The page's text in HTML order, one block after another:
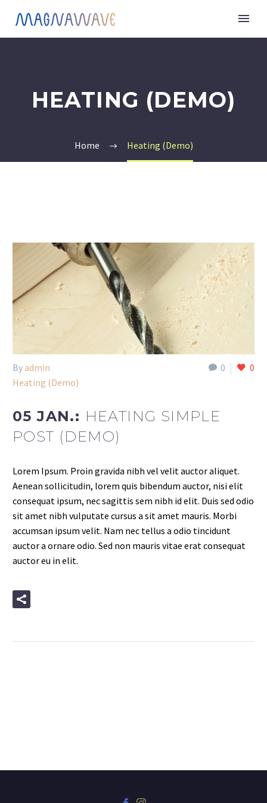
HEATING (DEMO)
Home Heating (Demo)
0 0
Byadmin
Heating (Demo)
05 JAN.: HEATING SIMPLE
POST (DEMO)
Lorem Ipsum. Proin gravida nibh vel velit auctor aliquet.
Aenean sollicitudin, lorem quis bibendum auctor, nisi elit
consequat ipsum, nec sagittis sem nibh id elit. Duis sed odio
sit amet nibh vulputate cursus a sit amet mauris. Morbi
accumsan ipsum velit. Nam nec tellus a odio tincidunt
auctor a ornare odio. Sed non mauris vitae erat consequat
auctor eu in elit.